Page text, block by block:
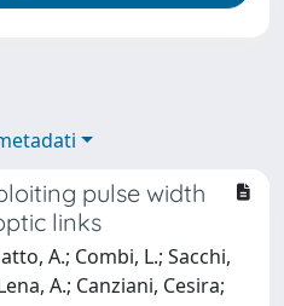
pulse width
links
A.; Combi, L.; Sacchi,
A.; Canziani, Cesira;